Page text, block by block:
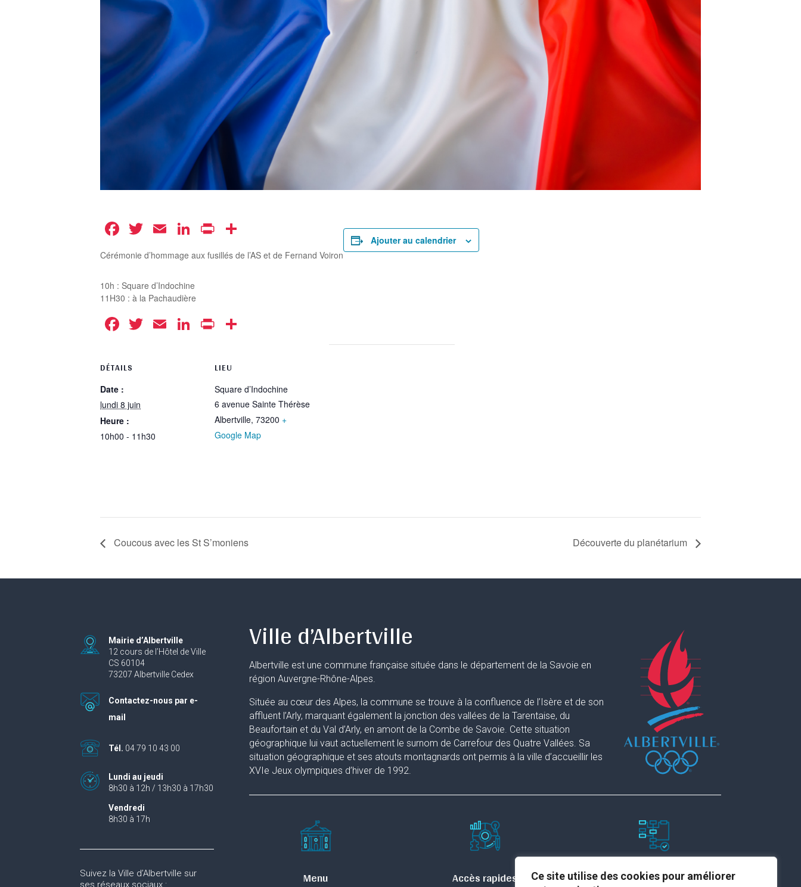
Ce site utilise des cookies pour améliorer
Facebook
Twitter
EmailLinkedIn
Print
Cérémonie d’hommage aux fusillés de l’AS et de Fernand Voiron
10h : Square d’Indochine
11H30 : à la Pachaudière
Facebook
Twitter
EmailLinkedIn
Print
Ajouter au calendrier
DÉTAILS
Date :
lundi 8 juin
Heure :
10h00 - 11h30
LIEU
Square d’Indochine
6 avenue Sainte Thérèse
Albertville, 73200 +
Google Map
Coucous avec les St S’moniens Découverte du planétarium
Mairie d’Albertville
12 cours de l’Hôtel de Ville
CS 60104
73207 Albertville Cedex
Contactez-nous par e-
mail
Tél. 04 79 10 43 00
Lundi au jeudi
8h30 à 12h / 13h30 à 17h30
Vendredi
8h30 à 17h
Suivez la Ville d’Albertville sur
ses réseaux sociaux :
Ville d’Albertville
Albertville est une commune française située dans le département de la Savoie en
région Auvergne-Rhône-Alpes.
Située au cœur des Alpes, la commune se trouve à la confluence de l’Isère et de son
affluent l’Arly, marquant également la jonction des vallées de la Tarentaise, du
Beaufortain et du Val d’Arly, en amont de la Combe de Savoie. Cette situation
géographique lui vaut actuellement le surnom de Carrefour des Quatre Vallées. Sa
situation géographique et ses atouts montagnards ont permis à la ville d’accueillir les
XVIe Jeux olympiques d’hiver de 1992.
Menu Accès rapides Paramètres du site